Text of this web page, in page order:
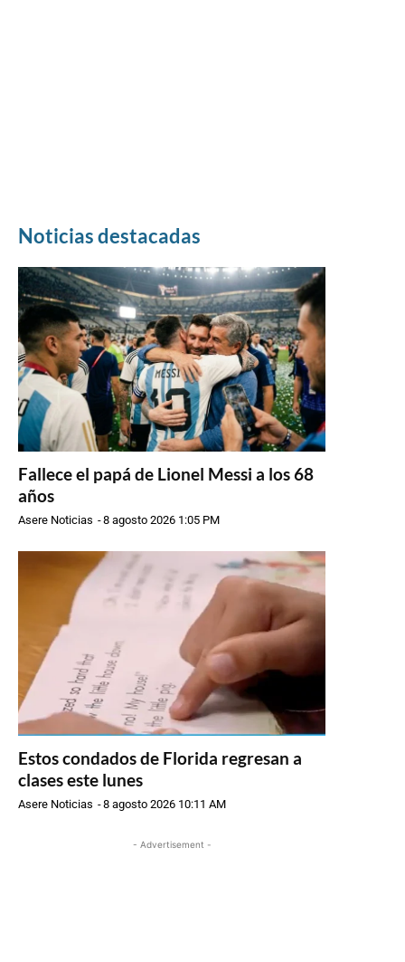
Noticias destacadas
Fallece el papá de Lionel Messi a los 68
años
Asere Noticias -8 agosto 2026 1:05 PM
Estos condados de Florida regresan a
clases este lunes
Asere Noticias -8 agosto 2026 10:11 AM
- Advertisement -